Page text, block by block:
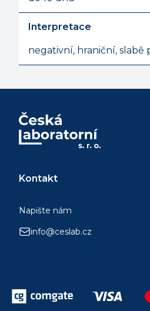
Interpretace
negativní, hraniční, slabě
Kontakt
Napište nám
info@ceslab.cz